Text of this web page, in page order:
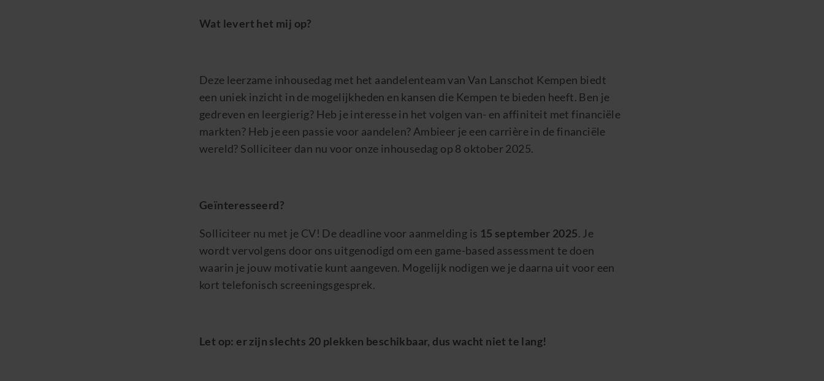
Wat levert het mij op?
Deze leerzame inhousedag met het aandelenteam van Van Lanschot Kempen biedt
een uniek inzicht in de mogelijkheden en kansen die Kempen te bieden heeft. Ben je
gedreven en leergierig? Heb je interesse in het volgen van- en affiniteit met financiële
markten? Heb je een passie voor aandelen? Ambieer je een carrière in de financiële
wereld? Solliciteer dan nu voor onze inhousedag op 8 oktober 2025.
Geïnteresseerd?
Solliciteer nu met je CV! De deadline voor aanmelding is 15 september 2025. Je
wordt vervolgens door ons uitgenodigd om een game-based assessment te doen
waarin je jouw motivatie kunt aangeven. Mogelijk nodigen we je daarna uit voor een
kort telefonisch screeningsgesprek.
Let op: er zijn slechts 20 plekken beschikbaar, dus wacht niet te lang!